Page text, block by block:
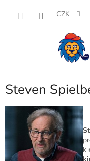
CZK
Steven
k